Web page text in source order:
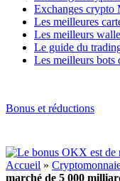
Exchanges crypto
Les meilleures
Les meilleurs
Le guide du
Les meilleurs bots
Bonus et réductions
Accueil »
marché de 5 000